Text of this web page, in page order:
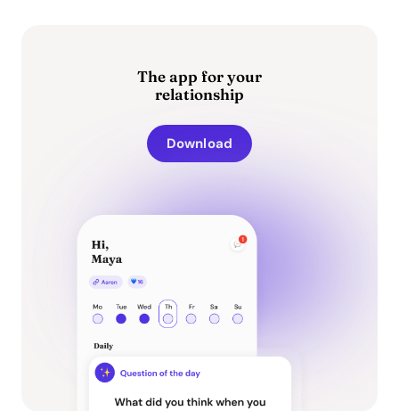
The app for your
relationship
Download